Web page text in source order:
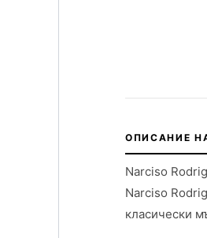
ОПИСАНИЕ
Narciso
Narciso
класически